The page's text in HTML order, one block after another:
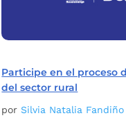
Participe en el proceso
del sector rural
porSilvia Natalia Fandiño